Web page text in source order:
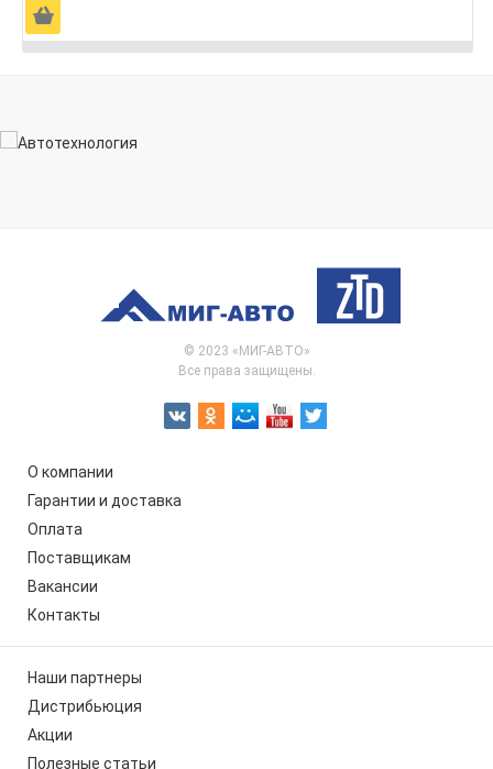
Ä
© 2023 «МИГ-АВТО»
Все права защищены.
О компании
Гарантии и доставка
Оплата
Поставщикам
Вакансии
Контакты
Наши партнеры
Дистрибьюция
Акции
Полезные статьи